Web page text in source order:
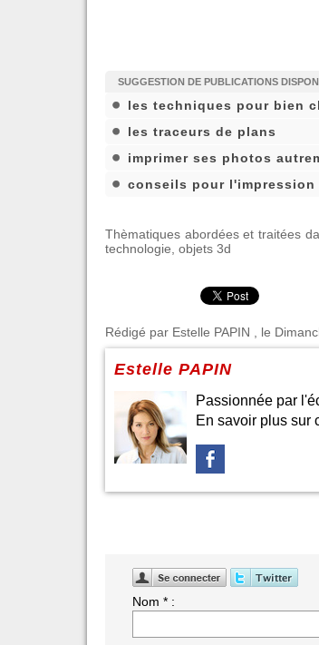
SUGGESTION DE PUBLICATIONS
les techniques pour bien
les traceurs de plans
imprimer ses photos
conseils pour l'impression
Thèmatiques abordées et traitées
technologie objets 3d
Rédigé par Estelle PAPIN , le
Estelle PAPIN
Passionnée par
En savoir plus sur
Nom * :